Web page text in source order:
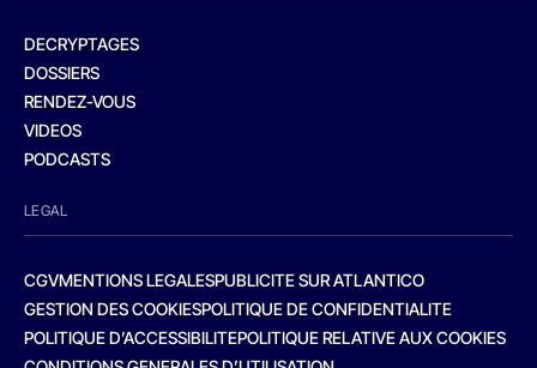
DECRYPTAGES
DOSSIERS
RENDEZ-VOUS
VIDEOS
PODCASTS
LEGAL
CGVMENTIONS LEGALESPUBLICITE SUR ATLANTICO
GESTION DES COOKIESPOLITIQUE DE CONFIDENTIALITE
POLITIQUE D’ACCESSIBILITEPOLITIQUE RELATIVE AUX COOKIES